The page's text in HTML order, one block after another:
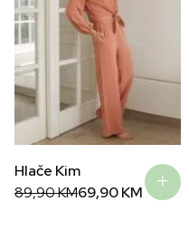
Hlače Kim
89,90KM
Original
price
69,90KM
Current
price